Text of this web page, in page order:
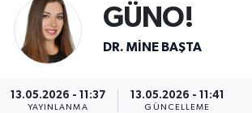
GÜNO!
DR. MINE BAŞTA
13.05.2026 - 11:37
YAYINLANMA
13.05.2026 - 11:41
GÜNCELLEME
Biyografi
Çevre
Diğer
Ankara Trafik Yoğunluk Haritası
Süper Lig Puan Durumu ve Fikstür
Tüm Manşetler